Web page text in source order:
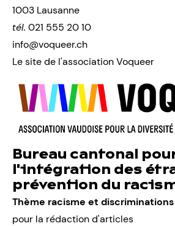
1003 Lausanne
tél. 021 555 20 10
info@voqueer.ch
Le site de l'association Voqueer
Bureau cantonal
l'intégration des
prévention du
Thème racisme et discriminations
pour la rédaction d'articles